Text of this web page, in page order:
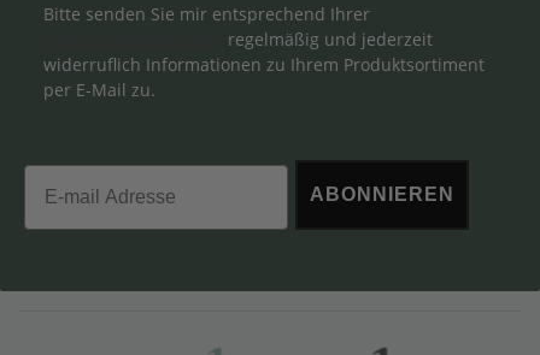
Bitte senden Sie mir entsprechend Ihrer
regelmäßig und jederzeit
widerruflich Informationen zu Ihrem Produktsortiment
per E-Mail zu.
Email
ABONNIEREN